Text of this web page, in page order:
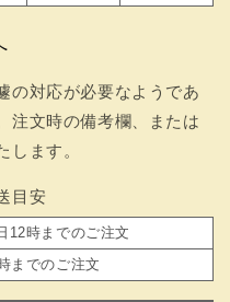
の対応が必要なようであ
注文時の備考欄、または
します。
目安
12時までのご注文
までのご注文